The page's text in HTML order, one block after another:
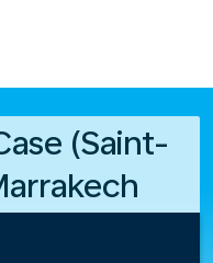
(Saint-